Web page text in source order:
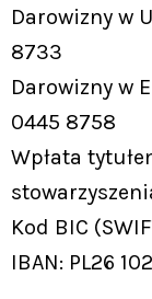
Darowizny w
8733
Darowizny w
0445 8758
Wpłata
Kod BIC
IBAN: PL26